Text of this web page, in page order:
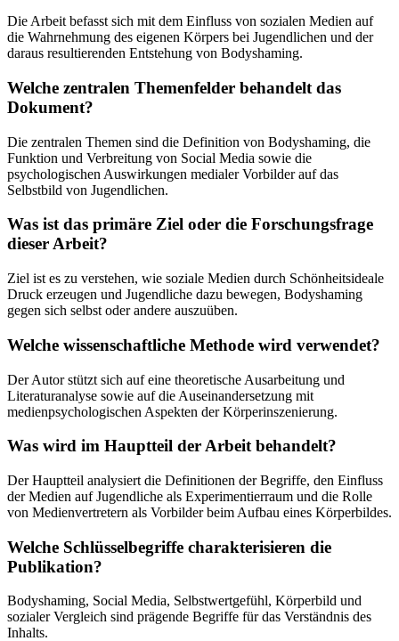
Die Arbeit befasst sich mit dem Einfluss von sozialen Medien auf
die Wahrnehmung des eigenen Körpers bei Jugendlichen und der
daraus resultierenden Entstehung von Bodyshaming.
Welche zentralen Themenfelder behandelt das
Dokument?
Die zentralen Themen sind die Definition von Bodyshaming, die
Funktion und Verbreitung von Social Media sowie die
psychologischen Auswirkungen medialer Vorbilder auf das
Selbstbild von Jugendlichen.
Was ist das primäre Ziel oder die Forschungsfrage
dieser Arbeit?
Ziel ist es zu verstehen, wie soziale Medien durch Schönheitsideale
Druck erzeugen und Jugendliche dazu bewegen, Bodyshaming
gegen sich selbst oder andere auszuüben.
Welche wissenschaftliche Methode wird verwendet?
Der Autor stützt sich auf eine theoretische Ausarbeitung und
Literaturanalyse sowie auf die Auseinandersetzung mit
medienpsychologischen Aspekten der Körperinszenierung.
Was wird im Hauptteil der Arbeit behandelt?
Der Hauptteil analysiert die Definitionen der Begriffe, den Einfluss
der Medien auf Jugendliche als Experimentierraum und die Rolle
von Medienvertretern als Vorbilder beim Aufbau eines Körperbildes.
Welche Schlüsselbegriffe charakterisieren die
Publikation?
Bodyshaming, Social Media, Selbstwertgefühl, Körperbild und
sozialer Vergleich sind prägende Begriffe für das Verständnis des
Inhalts.